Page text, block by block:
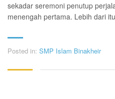
sekadar seremoni penutup
menengah pertama. Lebih dari
Posted in: SMP Islam Binakheir